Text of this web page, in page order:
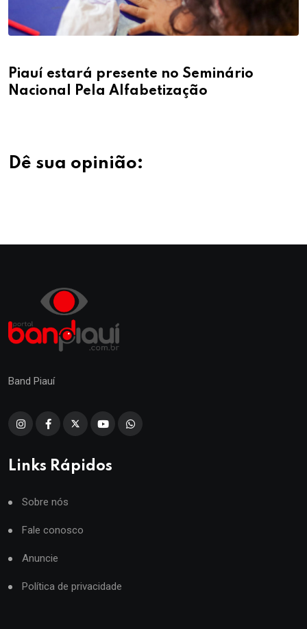
Piauí estará presente no Seminário
Nacional Pela Alfabetização
Dê sua opinião:
Band Piauí
Links Rápidos
Sobre nós
Fale conosco
Anuncie
Política de privacidade